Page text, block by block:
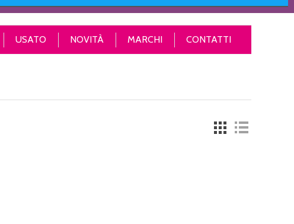
USATO NOVITÀ MARCHI CONTATTI